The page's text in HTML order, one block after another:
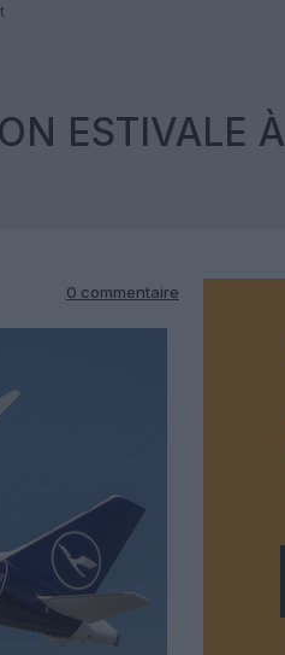
ESTIVALE À
0 commentaire